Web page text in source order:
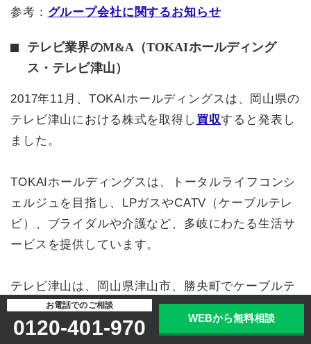
参考： グループ会社に関するお知らせ
テレビ業界のM&A（TOKAIホールディング
ス・テレビ津山）
2017年11月、TOKAIホールディングスは、岡山県の
テレビ津山における株式を取得し 買収すると発表し
ました。
TOKAIホールディングスは、トータルライフコンシ
ェルジュを目指し、LPガスやCATV（ケーブルテレ
ビ）、ブライダルや介護など、多岐にわたる生活サ
ービスを提供しています。
テレビ津山は、岡山県津山市、勝央町でケーブルテ
レビにおいて、インターネット接続や多チャンネル
放送を、1万件の利用者に提供する会社です。
お電話でのご相談
0120-401-970 WEBから無料相談